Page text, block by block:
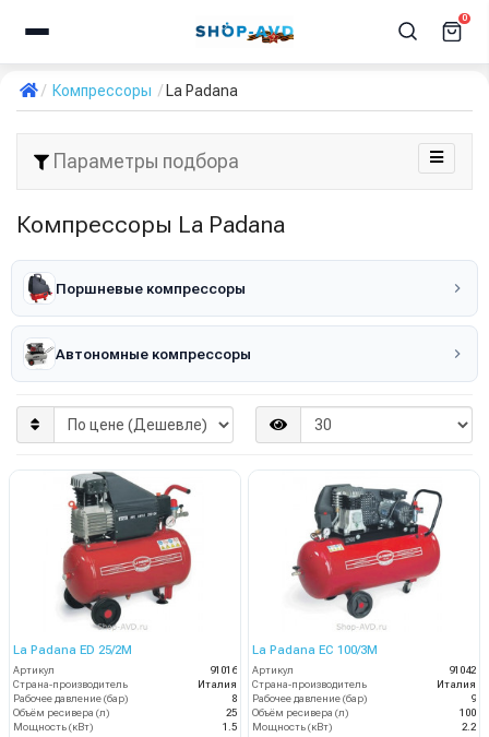
0
Компрессоры La Padana
Параметры подбора
Компрессоры La Padana
Поршневые компрессоры
Автономные компрессоры
La Padana ED 25/2М
Артикул
91016
Страна-производитель
Италия
Рабочее давление (бар)
8
Объём ресивера (л)
25
Мощность (кВт)
1.5
La Padana EC 100/3M
Артикул
91042
Страна-производитель
Италия
Рабочее давление (бар)
9
Объём ресивера (л)
100
Мощность (кВт)
2.2